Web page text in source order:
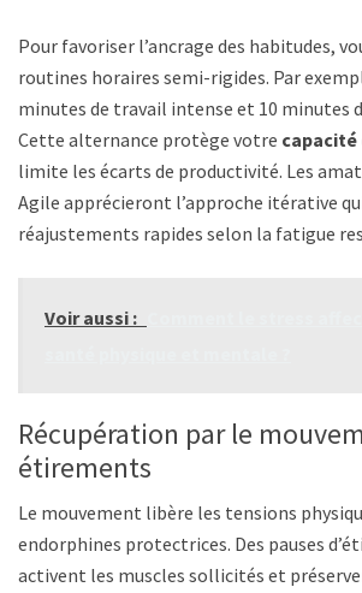
Pour favoriser l’ancrage des habitudes,
routines horaires semi-rigides. Par
minutes de travail intense et 10 minutes
Cette alternance protège votre
limite les écarts de productivité. Les
Agile apprécieront l’approche itérative
réajustements rapides selon la fatigue
Voir aussi :
Récupération par le
étirements
Le mouvement libère les tensions
endorphines protectrices. Des pauses
activent les muscles sollicités et